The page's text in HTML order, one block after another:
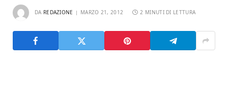
DA REDAZIONE MARZO 21, 2012 2 MINUTI DI LETTURA